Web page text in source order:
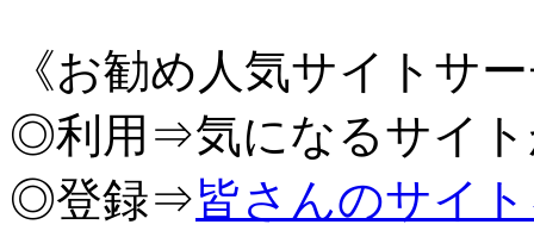
《お勧め人気サイトサ
◎利用⇒気になるサイト
◎登録⇒皆さんのサイ